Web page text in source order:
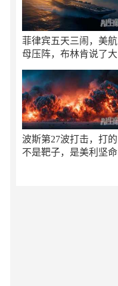
菲律宾五天三闹，美航
母压阵，布林肯说了大
波斯第27波打击，打的
不是靶子，是美利坚命